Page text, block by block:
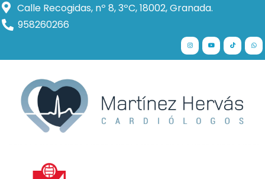
Calle Recogidas, nº 8, 3ºC, 18002, Granada.
958260266